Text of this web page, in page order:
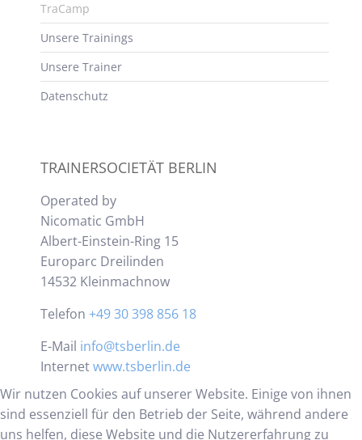
TraCamp
Unsere Trainings
Unsere Trainer
Datenschutz
TRAINERSOCIETÄT BERLIN
Operated by
Nicomatic GmbH
Albert-Einstein-Ring 15
Europarc Dreilinden
14532 Kleinmachnow
Telefon +49 30 398 856 18
E-Mail info@tsberlin.de
Internetwww.tsberlin.de
Wir nutzen Cookies auf unserer Website. Einige von ihnen
sind essenziell für den Betrieb der Seite, während andere
uns helfen, diese Website und die Nutzererfahrung zu